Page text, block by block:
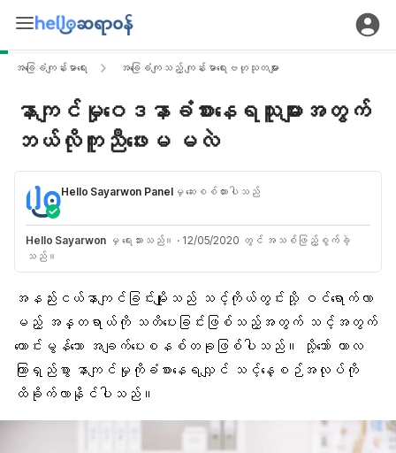
အခြေခံကျန်းမာရေး အခြေခံကျသည့် ကျန်းမာရေးဗဟုသုတများ
နာကျင်မှုဝေဒနာခံစားနေရသူများအတွက်
ဘယ်လိုကူညီဖေးမ မလဲ
Hello Sayarwon Panelမှ ဆေးစစ်ထားပါသည်
Hello Sayarwon မှ ရေးသားသည်။ · 12/05/2020 တွင် အသစ်ဖြည့်စွက်ခဲ့
သည်။
အနည်းငယ်နာကျင်ခြင်းမျိုးသည် သင့်ကိုယ်တွင်းသို့ ဝင်ရောက်လာ
မည့် အန္တရာယ်ကို သတိပေးခြင်းဖြစ်သည့်အတွက် သင့်အတွက်
ကောင်းမွန်သော အချက်ပေးစနစ်တခုဖြစ်ပါသည်။ သို့သော် ကာလ
ကြာရှည်စွာ နာကျင်မှုကိုခံစားနေရလျှင် သင့်နေ့စဉ်အလုပ်ကို
ထိခိုက်လာနိုင်ပါသည်။